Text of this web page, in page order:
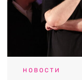
НОВОСТИ